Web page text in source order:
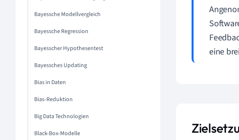
Bayessche Modellvergleich
Bayessche Regression
Bayesscher Hypothesentest
Bayessches Updating
Bias in Daten
Bias-Reduktion
Big Data Technologien
Black-Box-Modelle
eine